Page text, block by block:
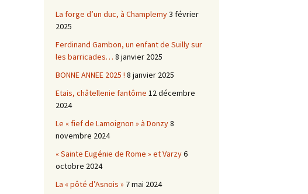
La forge d’un duc, à Champlemy3 février
2025
Ferdinand Gambon, un enfant de Suilly sur
les barricades… 8 janvier 2025
BONNE ANNEE 2025 ! 8 janvier 2025
Etais, châtellenie fantôme 12 décembre
2024
Le « fief de Lamoignon » à Donzy8
novembre 2024
« Sainte Eugénie de Rome » et Varzy6
octobre 2024
La « pôté d’Asnois » 7 mai 2024